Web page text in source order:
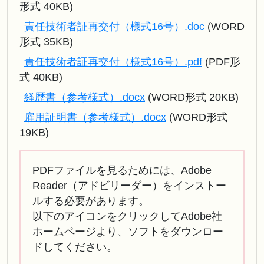
形式 40KB)
責任技術者証再交付（様式16号）.doc (WORD
形式 35KB)
責任技術者証再交付（様式16号）.pdf (PDF形
式 40KB)
経歴書（参考様式）.docx (WORD形式 20KB)
雇用証明書（参考様式）.docx (WORD形式
19KB)
PDFファイルを見るためには、Adobe
Reader（アドビリーダー）をインストー
ルする必要があります。
以下のアイコンをクリックしてAdobe社
ホームページより、ソフトをダウンロー
ドしてください。